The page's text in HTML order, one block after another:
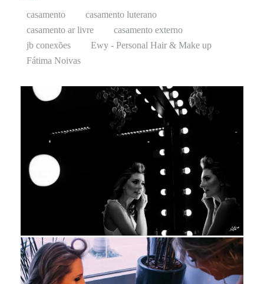
casamento
casamento luterano
casamento ar livre
casamento externo
jb conexões
Ewy - Personal Hair & Make up
Fátima Noivas